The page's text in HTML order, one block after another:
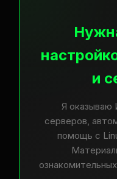
и
Я оказываю
серверов,
помощь с